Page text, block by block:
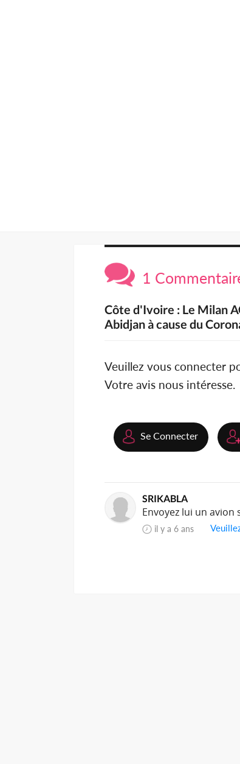
1
Côte d'Ivoire : Le Milan
Abidjan à cause du
Veuillez vous connecter
Votre avis nous intéresse.
Se Connecter
SRIKABLA
Envoyez lui un avion
il y a 6 ans